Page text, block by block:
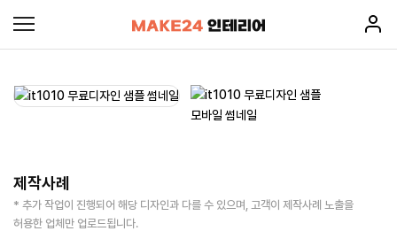
제작사례
* 추가 작업이 진행되어 해당 디자인과 다를 수 있으며, 고객이 제작사례 노출을
허용한 업체만 업로드됩니다.